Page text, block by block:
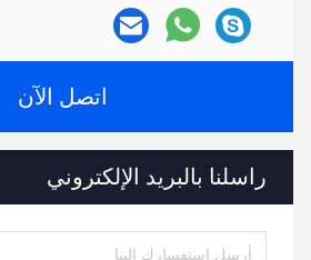
اتصل الآن
راسلنا بالبريد الإلكتروني